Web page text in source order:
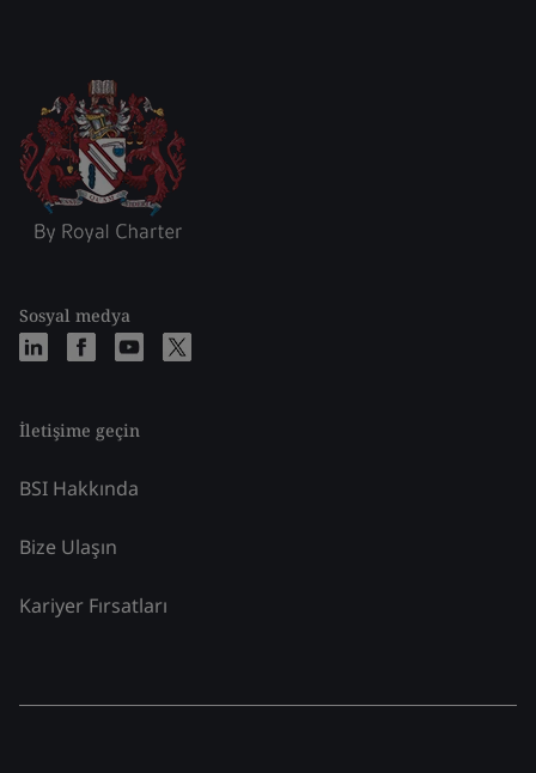
Sosyal medya
İletişime geçin
BSI Hakkında
Bize Ulaşın
Kariyer Fırsatları